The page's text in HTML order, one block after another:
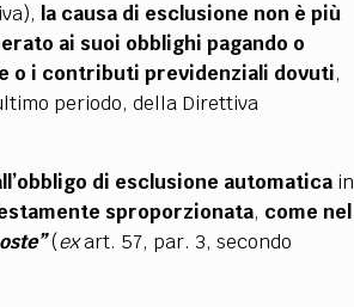
la causa di esclusione non è più
ai suoi obblighi pagando o
o i contributi previdenziali dovuti,
periodo, della Direttiva
di esclusione automatica in
sproporzionata, come nel
(exart. 57, par. 3, secondo